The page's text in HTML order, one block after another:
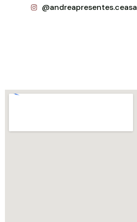
@andreapresentes.ceasa